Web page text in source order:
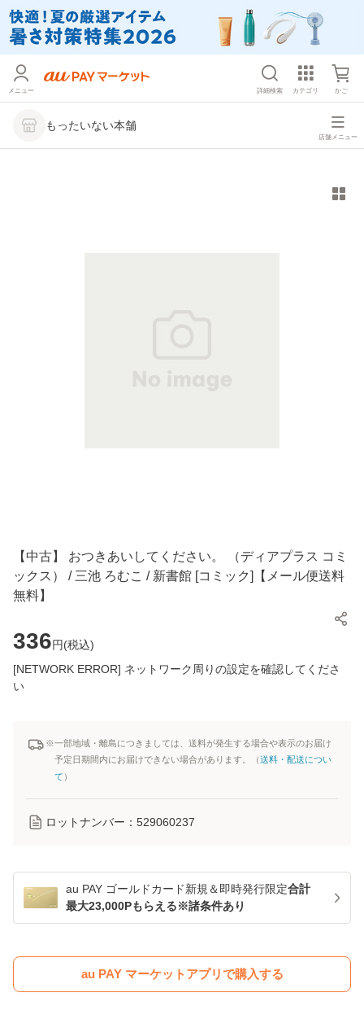
メニュー 詳細検索 カテゴリ かご
もったいない本舗
店舗メニュー
【中古】 おつきあいしてください。 （ディアプラス コミ
ックス） / 三池 ろむこ / 新書館 [コミック]【メール便送料
無料】
336円(税込)
[NETWORK ERROR] ネットワーク周りの設定を確認してくださ
い
※一部地域・離島につきましては、送料が発生する場合や表示のお届け
予定日期間内にお届けできない場合があります。（送料・配送につい
て ）
ロットナンバー： 529060237
au PAY ゴールドカード新規＆即時発行限定合計
最大23,000Pもらえる※諸条件あり
au PAY マーケットアプリで購入する